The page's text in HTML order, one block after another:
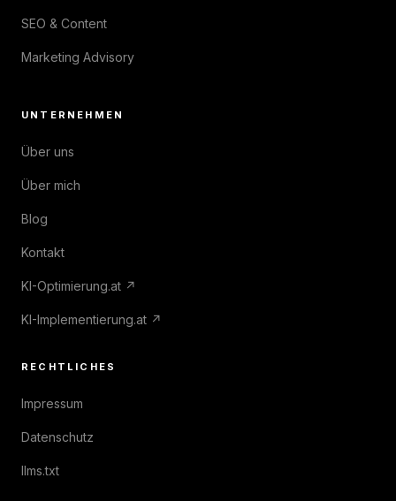
SEO & Content
Marketing Advisory
UNTERNEHMEN
Über uns
Über mich
Blog
Kontakt
KI-Optimierung.at ↗
KI-Implementierung.at ↗
RECHTLICHES
Impressum
Datenschutz
llms.txt